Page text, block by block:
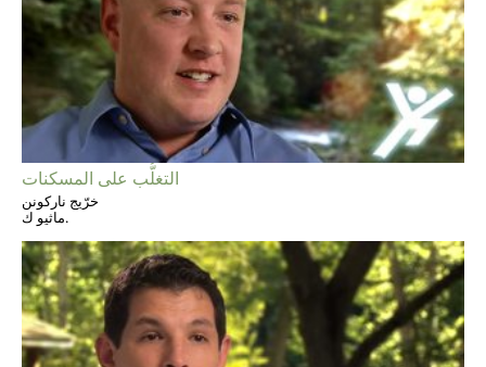
التغلُّب على المسكنات
خرّيج ناركونن
ماثيو ك.